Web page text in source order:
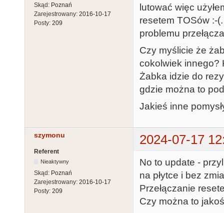
Skąd: Poznań
Zarejestrowany: 2016-10-17
Posty: 209
lutować więc
resetem TOSów :-
problemu
Czy myślicie że
cokolwiek innego?
Żabka idzie do
gdzie można to
Jakieś inne
szymonu 2024-07-17
Referent
Nieaktywny
Skąd: Poznań
Zarejestrowany: 2016-10-17
Posty: 209
No to update -
na płytce i bez
Przełączanie
Czy można to